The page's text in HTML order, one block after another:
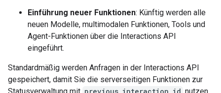
Einführung neuer Funktionen: Künftig werden alle
neuen Modelle, multimodalen Funktionen, Tools und
Agent-Funktionen über die Interactions API
eingeführt.
Standardmäßig werden Anfragen in der Interactions API
gespeichert, damit Sie die serverseitigen Funktionen zur